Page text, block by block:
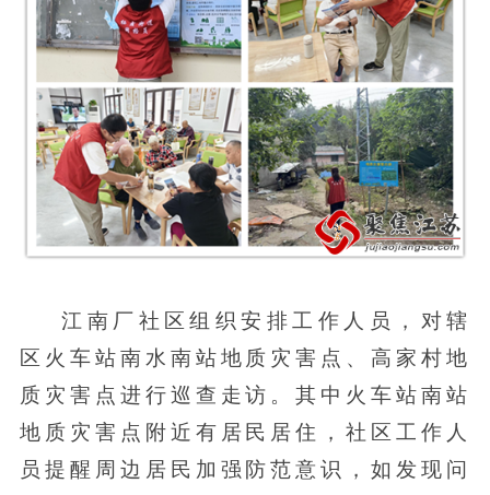
江南厂社区组织安排工作人员，对辖
区火车站南水南站地质灾害点、高家村地
质灾害点进行巡查走访。其中火车站南站
地质灾害点附近有居民居住，社区工作人
员提醒周边居民加强防范意识，如发现问